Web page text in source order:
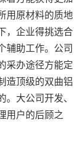
用原材料的质地
，企业得挑选合
辅助工作。公司
采办途径方能定
造顶级的双曲铝
大公司开发、
用户的后顾之